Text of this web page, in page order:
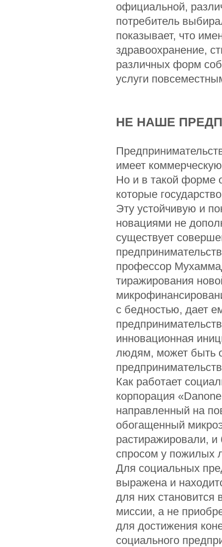
официальной,
потребитель
показывает, что
здравоохранение,
различных форм
услуги
НЕ НАШЕ
имеет
Но и в такой форме
которые
Эту устойчивую и
новациями не
существует
профессор
тиражирования
с бедностью, дает
инновационная
людям, может быть
Как работает
корпорация
направленный на
обогащенный
растиражировали, и
спросом у пожилых
Для социальных
выражена и
для них становится
миссии, а не
для достижения
социального